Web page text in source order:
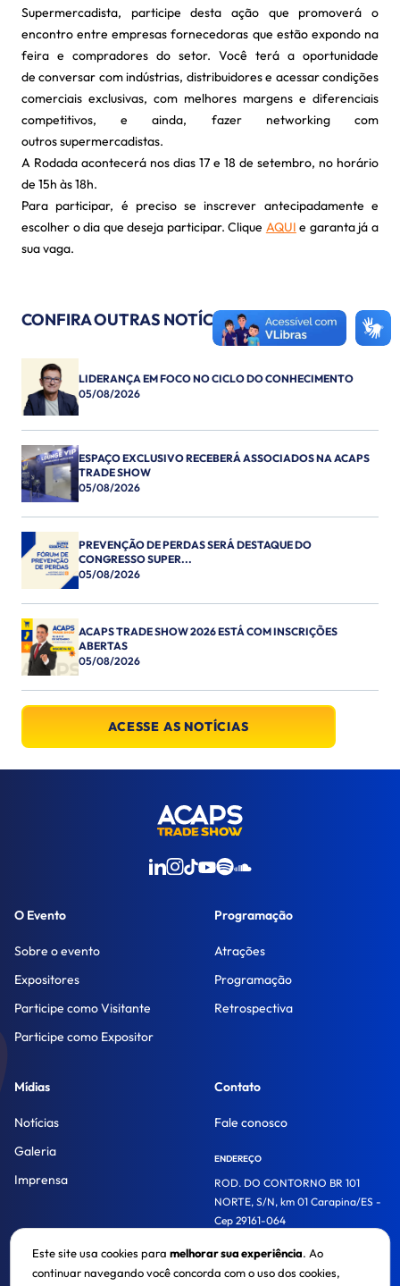
Supermercadista, participe desta ação que promoverá o
encontro entre empresas fornecedoras que estão expondo na
feira e compradores do setor. Você terá a oportunidade
de conversar com indústrias, distribuidores e acessar condições
comerciais exclusivas, com melhores margens e diferenciais
competitivos, e ainda, fazer networking com
outros supermercadistas.
A Rodada acontecerá nos dias 17 e 18 de setembro, no horário
de 15h às 18h.
Para participar, é preciso se inscrever antecipadamente e
escolher o dia que deseja participar. Clique AQUI e garanta já a
sua vaga.
CONFIRA OUTRAS NOTÍCIAS
LIDERANÇA EM FOCO NO CICLO DO CONHECIMENTO
05/08/2026
ESPAÇO EXCLUSIVO RECEBERÁ ASSOCIADOS NA ACAPS
TRADE SHOW
05/08/2026
PREVENÇÃO DE PERDAS SERÁ DESTAQUE DO
CONGRESSO SUPER...
05/08/2026
ACAPS TRADE SHOW 2026 ESTÁ COM INSCRIÇÕES
ABERTAS
05/08/2026
ACESSE AS NOTÍCIAS
O Evento
Sobre o evento
Expositores
Participe como Visitante
Participe como Expositor
Programação
Atrações
Programação
Retrospectiva
Mídias
Notícias
Galeria
Imprensa
Contato
Fale conosco
ENDEREÇO
ROD. DO CONTORNO BR 101
NORTE, S/N, km 01 Carapina/ES -
Cep 29161-064
Este site usa cookies paramelhorar sua experiência. Ao
continuar navegando você concorda com o uso dos cookies,